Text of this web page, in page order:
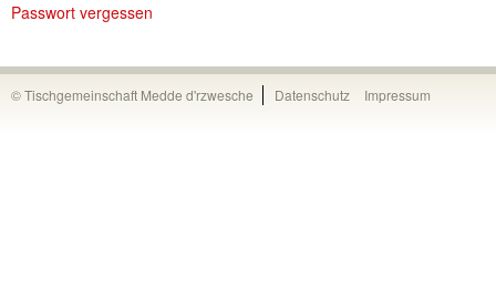
Passwort vergessen
© Tischgemeinschaft Medde d'rzwesche Datenschutz Impressum